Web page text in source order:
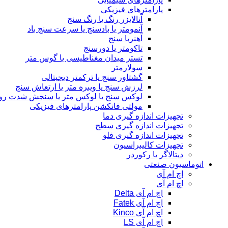
پارامترهای فیزیکی
آنالایزر رنگ یا رنگ سنج
آنمومتر یا بادسنج یا سرعت سنج باد
آهنربا سنج
تاکومتر یا دورسنج
تستر میدان مغناطیسی یا گوس متر
سولارمتر
گشتاور سنج یا ترکمتر دیجیتالی
لرزش سنج یا ویبره متر یا ارتعاش سنج
لوکس سنج یا لوکس متر یا سنجش شدت
مولتی فانکشن پارامترهای فیزیکی
تجهیزات اندازه گیری دما
تجهیزات اندازه گیری سطح
تجهیزات اندازه گیری فلو
تجهیزات کالیبراسیون
دیتالاگر یا رکوردر
اتوماسیون صنعتی
اچ ام آی
اچ ام آی
اچ ام آی Delta
اچ ام آی Fatek
اچ ام آی Kinco
اچ ام آی LS